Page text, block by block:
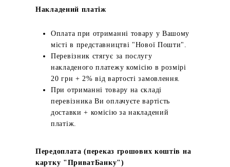
Накладений платіж
Оплата при отриманні товару у Вашому
місті в представництві "Нової Пошти".
Перевізник стягує за послугу
накладеного платежу комісію в розмірі
20 грн + 2% від вартості замовлення.
При отриманні товару на складі
перевізника Ви оплачуєте вартість
доставки + комісію за накладений
платіж.
Передоплата (переказ грошових коштів на
картку "ПриватБанку")